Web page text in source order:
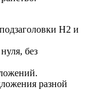
H2 и
без
разной